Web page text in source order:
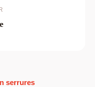
serrures